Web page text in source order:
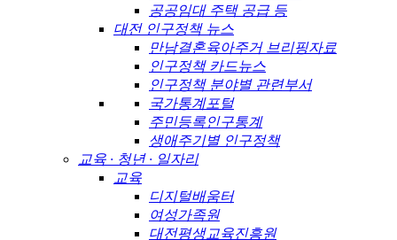
공공임대 주택 공급 등
대전 인구정책 뉴스
만남결혼육아주거 브리핑자료
인구정책 카드뉴스
인구정책 분야별 관련부서
국가통계포털
주민등록인구통계
생애주기별 인구정책
교육 · 청년 · 일자리
교육
디지털배움터
여성가족원
대전평생교육진흥원